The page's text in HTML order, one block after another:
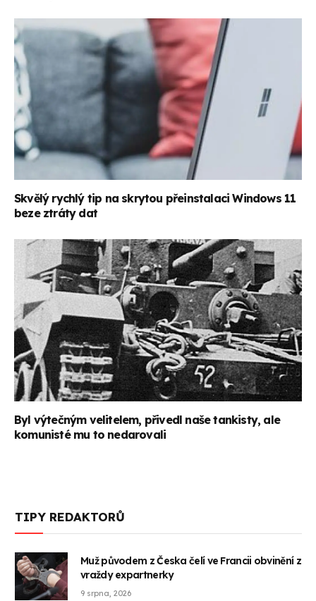
Skvělý rychlý tip na skrytou přeinstalaci Windows 11
beze ztráty dat
Byl výtečným velitelem, přivedl naše tankisty, ale
komunisté mu to nedarovali
TIPY REDAKTORŮ
Muž původem z Česka čelí ve Francii obvinění z
vraždy expartnerky
9 srpna, 2026